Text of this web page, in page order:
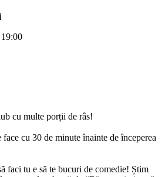
cu multe porții de râs!
face cu 30 de minute înainte de începerea
faci tu e să te bucuri de comedie! Știm